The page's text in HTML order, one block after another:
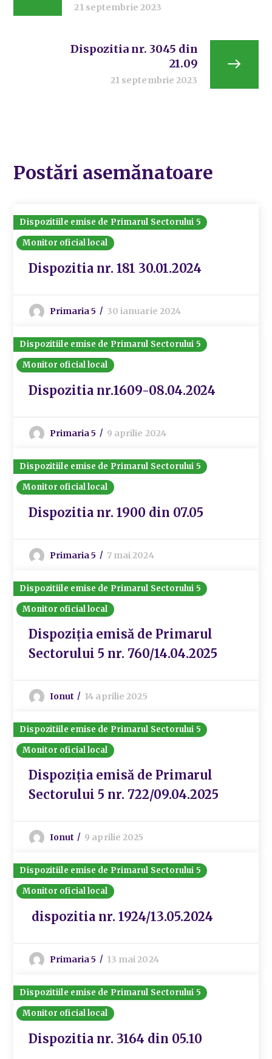
21 septembrie 2023
Dispozitia nr. 3045 din
21.09
21 septembrie 2023
Postări asemănatoare
Dispozitiile emise de Primarul Sectorului 5
Monitor oficial local
Dispozitia nr. 181 30.01.2024
Primaria 5 30 ianuarie 2024
Dispozitiile emise de Primarul Sectorului 5
Monitor oficial local
Dispozitia nr.1609-08.04.2024
Primaria 5 9 aprilie 2024
Dispozitiile emise de Primarul Sectorului 5
Monitor oficial local
Dispozitia nr. 1900 din 07.05
Primaria 5 7 mai 2024
Dispozitiile emise de Primarul Sectorului 5
Monitor oficial local
Dispoziția emisă de Primarul
Sectorului 5 nr. 760/14.04.2025
Ionut 14 aprilie 2025
Dispozitiile emise de Primarul Sectorului 5
Monitor oficial local
Dispoziția emisă de Primarul
Sectorului 5 nr. 722/09.04.2025
Ionut 9 aprilie 2025
Dispozitiile emise de Primarul Sectorului 5
Monitor oficial local
dispozitia nr. 1924/13.05.2024
Primaria 5 13 mai 2024
Dispozitiile emise de Primarul Sectorului 5
Monitor oficial local
Dispozitia nr. 3164 din 05.10